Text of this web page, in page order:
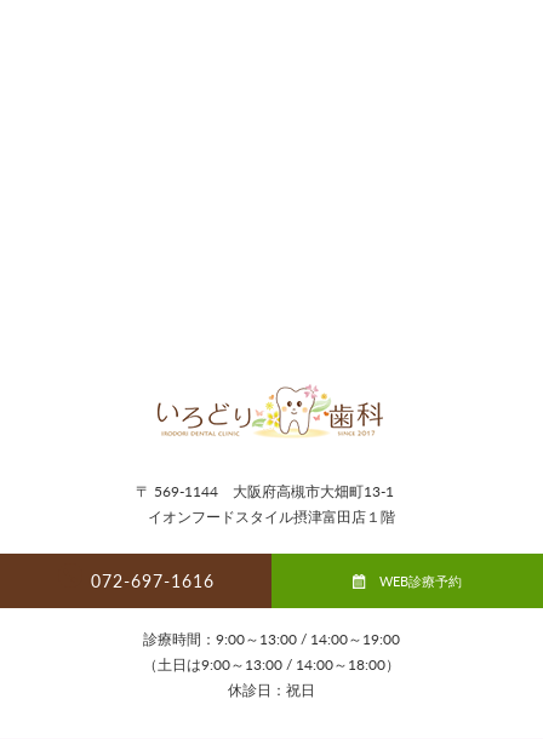
〒 569-1144 大阪府高槻市大畑町13-1
イオンフードスタイル摂津富田店１階
072-697-1616 WEB診療予約
診療時間：9:00～13:00 / 14:00～19:00
（土日は9:00～13:00 / 14:00～18:00）
休診日：祝日